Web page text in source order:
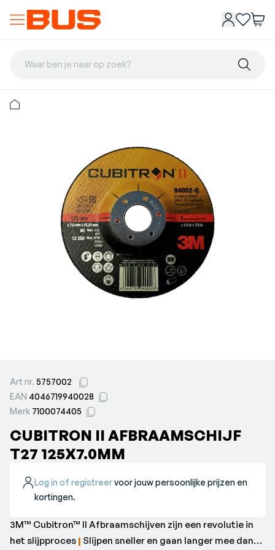
Waar ben je naar op zoek?
Art nr. 5757002
EAN 4046719940028
Merk 7100074405
CUBITRON II AFBRAAMSCHIJF
T27 125X7.0MM
Log in of registreervoor jouw persoonlijke prijzen en
kortingen.
3M™ Cubitron™ II Afbraamschijven zijn een revolutie in
het slijpproces | Slijpen sneller en gaan langer mee dan